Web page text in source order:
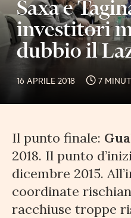
Saxa e
investitori
dubbio il
16 APRILE 2018 7
Il punto finale:
2018. Il punto
dicembre 2015.
coordinate
racchiuse troppe